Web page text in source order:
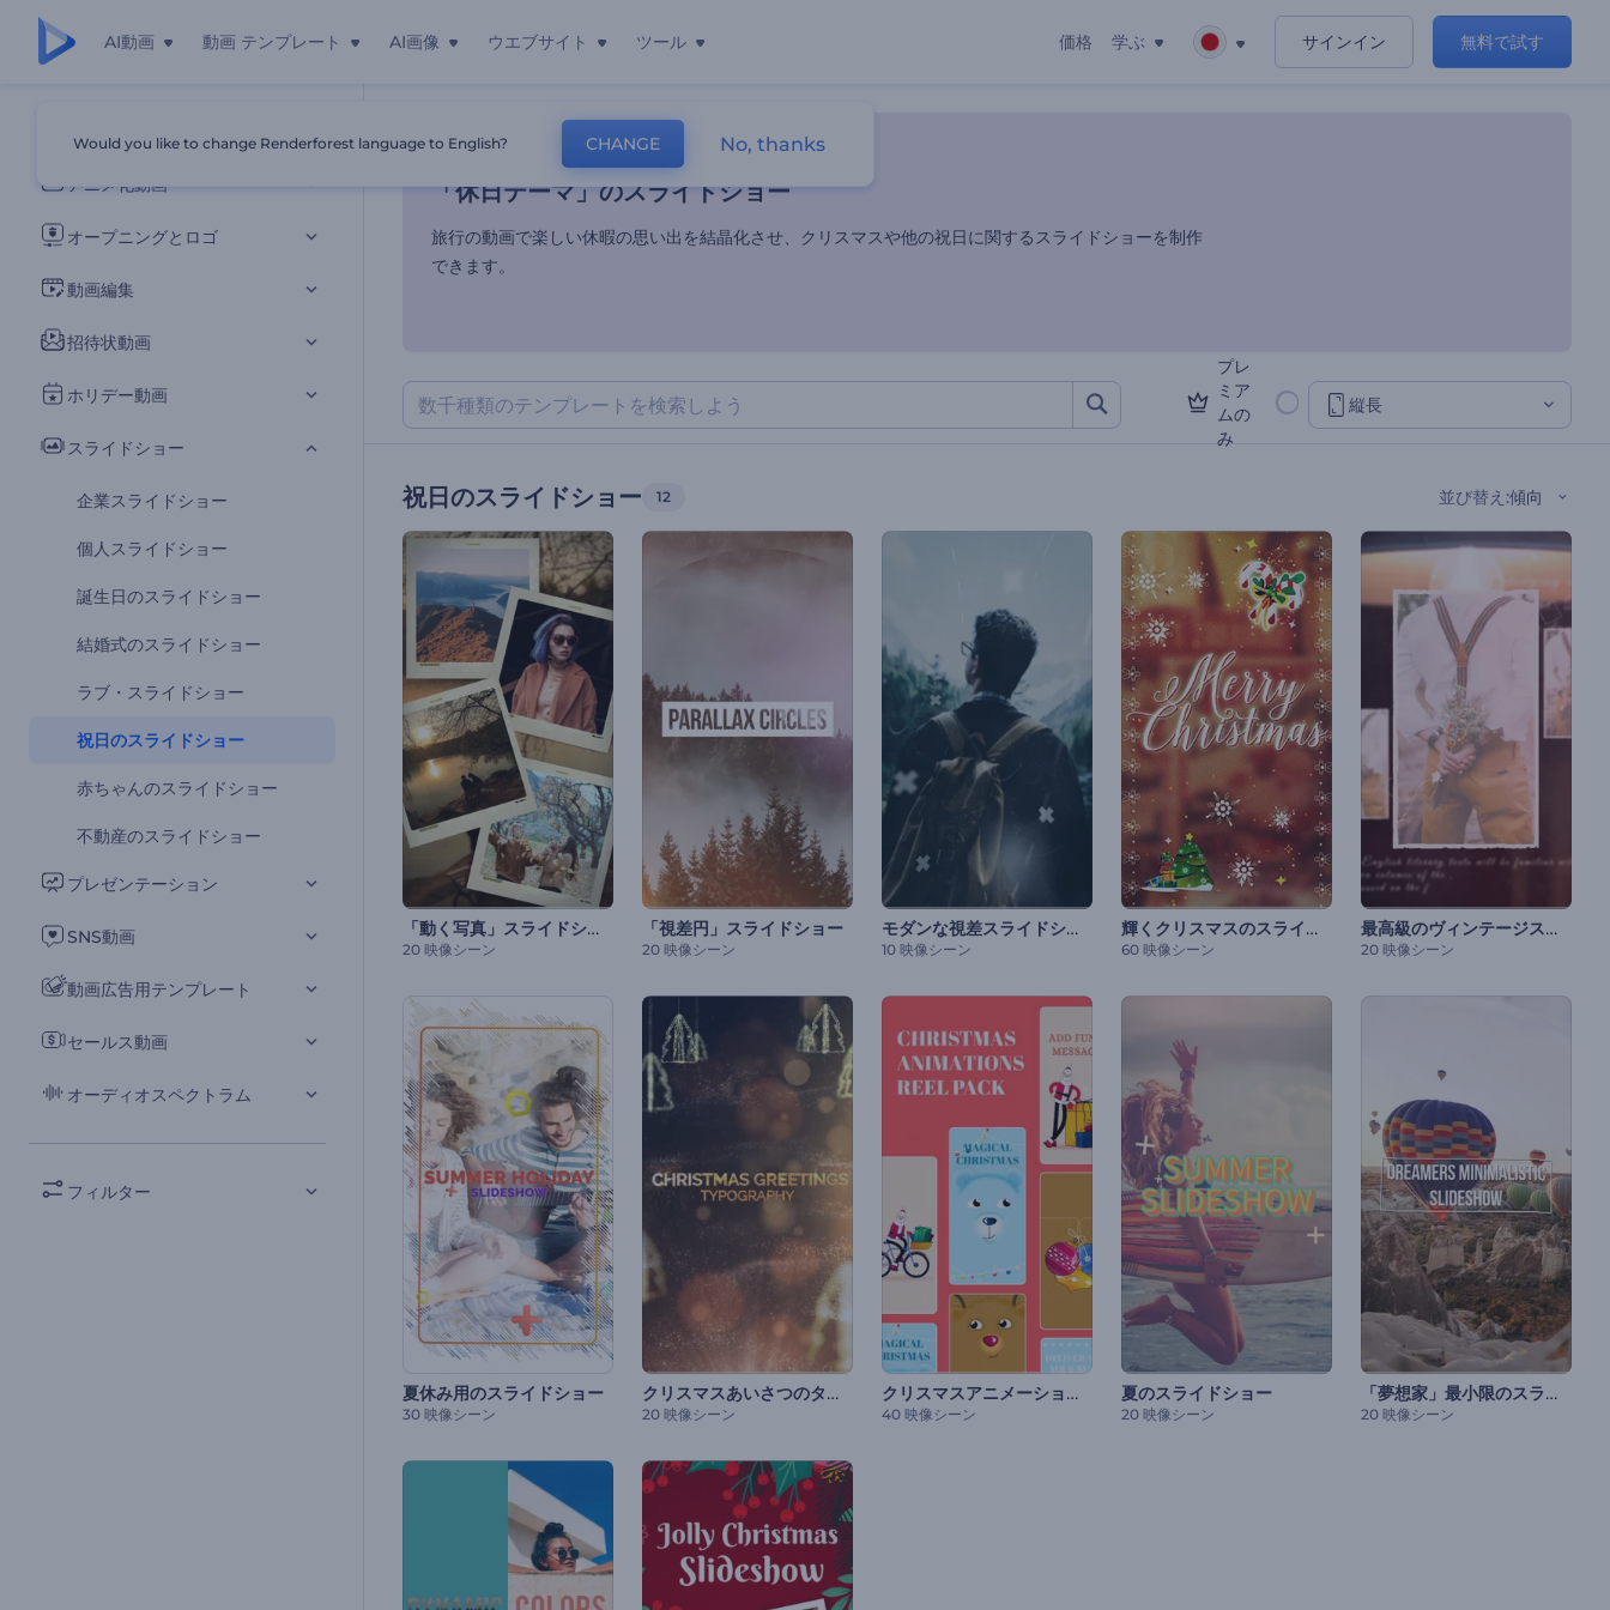
AI動画 動画 テンプレート AI画像 ウエブサイト ツール 価格 学ぶ サインイン 無料で試す
すべてのテンプレート
アニメ化動画
オープニングとロゴ
動画編集
招待状動画
ホリデー動画
スライドショー
企業スライドショー
個人スライドショー
誕生日のスライドショー
結婚式のスライドショー
ラブ・スライドショー
祝日のスライドショー
赤ちゃんのスライドショー
不動産のスライドショー
プレゼンテーション
SNS動画
動画広告用テンプレート
セールス動画
オーディオスペクトラム
フィルター
「休日テーマ」のスライドショー
ホーム テンプレート スライドショー 祝日のスライドショー
「休日テーマ」のスライドショー
旅行の動画で楽しい休暇の思い出を結晶化させ、クリスマスや他の祝日に関するスライドショーを制作
できます。
プレ
ミア
ムの
み
縦長
祝日のスライドショー 12 並び替え :傾向
「動く写真」スライドショー
20 映像シーン
「視差円」スライドショー
20 映像シーン
モダンな視差スライドショー
10 映像シーン
輝くクリスマスのスライドショー
60 映像シーン
最高級のヴィンテージスライドショー
20 映像シーン
夏休み用のスライドショー
30 映像シーン
クリスマスあいさつのタイポグラフィ
20 映像シーン
クリスマスアニメーションリールパック
40 映像シーン
夏のスライドショー
20 映像シーン
「夢想家」最小限のスライドショー
20 映像シーン
Would you like to change Renderforest language to English? CHANGE No, thanks